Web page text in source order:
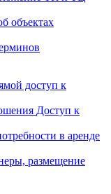
объектах
доступ к
Доступ к
в аренде
размещение